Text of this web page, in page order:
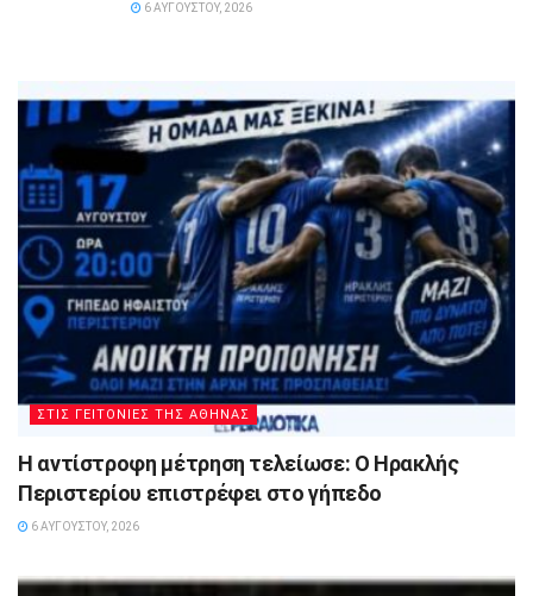
6 ΑΥΓΟΎΣΤΟΥ, 2026
ΣΤΙΣ ΓΕΙΤΟΝΙΕΣ ΤΗΣ ΑΘΗΝΑΣ
Η αντίστροφη μέτρηση τελείωσε: Ο Ηρακλής
Περιστερίου επιστρέφει στο γήπεδο
6 ΑΥΓΟΎΣΤΟΥ, 2026